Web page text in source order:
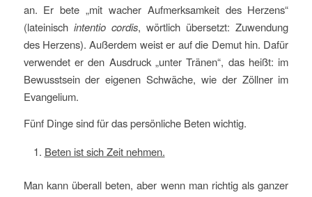
an. Er bete „mit wacher Aufmerksamkeit des Herzens“
(lateinisch intentio cordis, wörtlich übersetzt: Zuwendung
des Herzens). Außerdem weist er auf die Demut hin. Dafür
verwendet er den Ausdruck „unter Tränen“, das heißt: im
Bewusstsein der eigenen Schwäche, wie der Zöllner im
Evangelium.
Fünf Dinge sind für das persönliche Beten wichtig.
Beten ist sich Zeit nehmen.
Man kann überall beten, aber wenn man richtig als ganzer